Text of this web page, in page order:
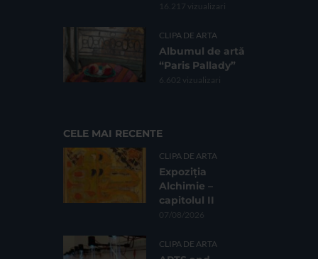
16.217 vizualizari
CLIPA DE ARTA
Albumul de artă
“Paris Pallady”
6.602 vizualizari
CELE MAI RECENTE
CLIPA DE ARTA
Expoziția
Alchimie –
capitolul II
07/08/2026
CLIPA DE ARTA